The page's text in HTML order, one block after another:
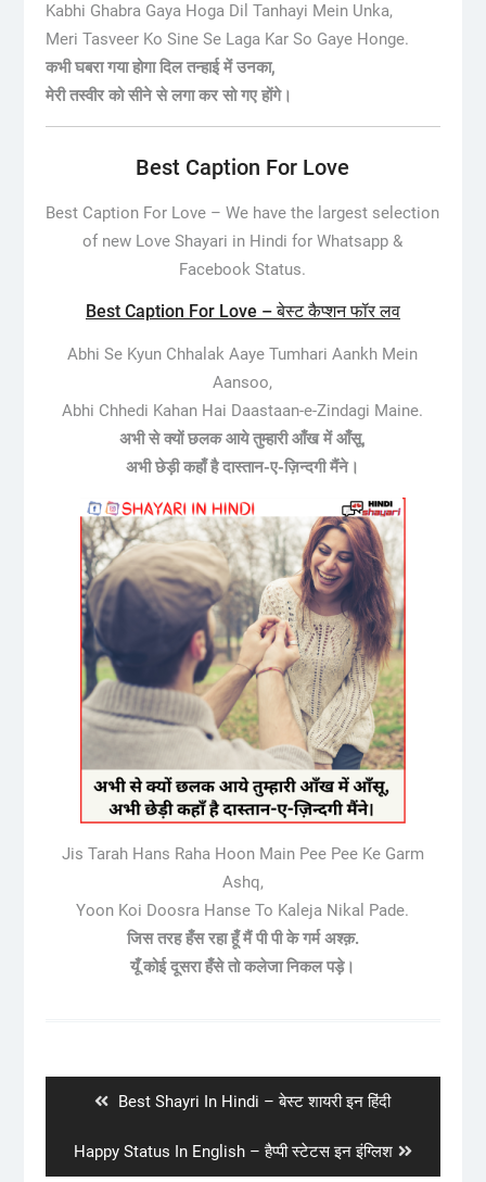
Kabhi Ghabra Gaya Hoga Dil Tanhayi Mein Unka,
Meri Tasveer Ko Sine Se Laga Kar So Gaye Honge.
कभी घबरा गया होगा दिल तन्हाई में उनका,
मेरी तस्वीर को सीने से लगा कर सो गए होंगे।
Best Caption For Love
Best Caption For Love –We have the largest selection
of new Love Shayari in Hindi for Whatsapp &
Facebook Status.
Best Caption For Love – बेस्ट कैप्शन फॉर लव
Abhi Se Kyun Chhalak Aaye Tumhari Aankh Mein
Aansoo,
Abhi Chhedi Kahan Hai Daastaan-e-Zindagi Maine.
अभी से क्यों छलक आये तुम्हारी आँख में आँसू,
अभी छेड़ी कहाँ है दास्तान-ए-ज़िन्दगी मैंने।
Jis Tarah Hans Raha Hoon Main Pee Pee Ke Garm
Ashq,
Yoon Koi Doosra Hanse To Kaleja Nikal Pade.
जिस तरह हँस रहा हूँ मैं पी पी के गर्म अश्क़.
यूँ कोई दूसरा हँसे तो कलेजा निकल पड़े।
Previous
Best Shayri In Hindi – बेस्ट शायरी इन हिंदी
Next
Happy Status In English – हैप्पी स्टेटस इन इंग्लिश